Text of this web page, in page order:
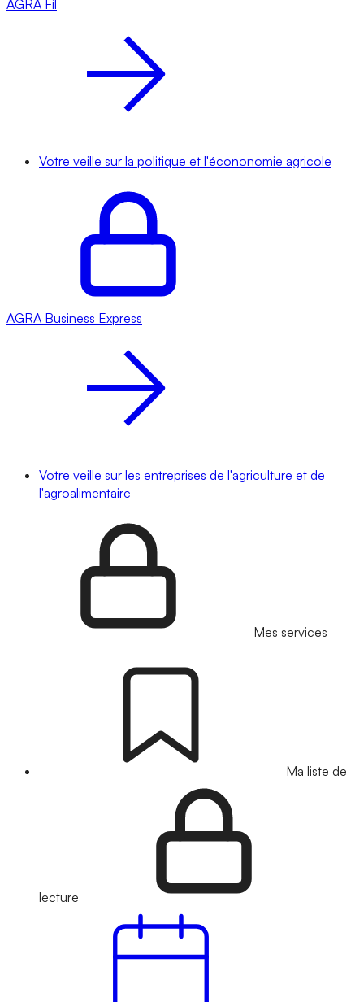
AGRA Fil
Votre veille sur la politique et l'écononomie agricole
AGRA Business Express
Votre veille sur les entreprises de l'agriculture et de
l'agroalimentaire
Mes services
Ma liste de
lecture